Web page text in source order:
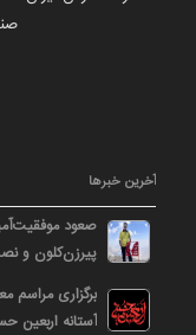
آخرین خبرها
صعود
پیرزن‌کلون و
برگزاری مراسم
آستانه اربعین